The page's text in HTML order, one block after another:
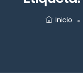
Inicio